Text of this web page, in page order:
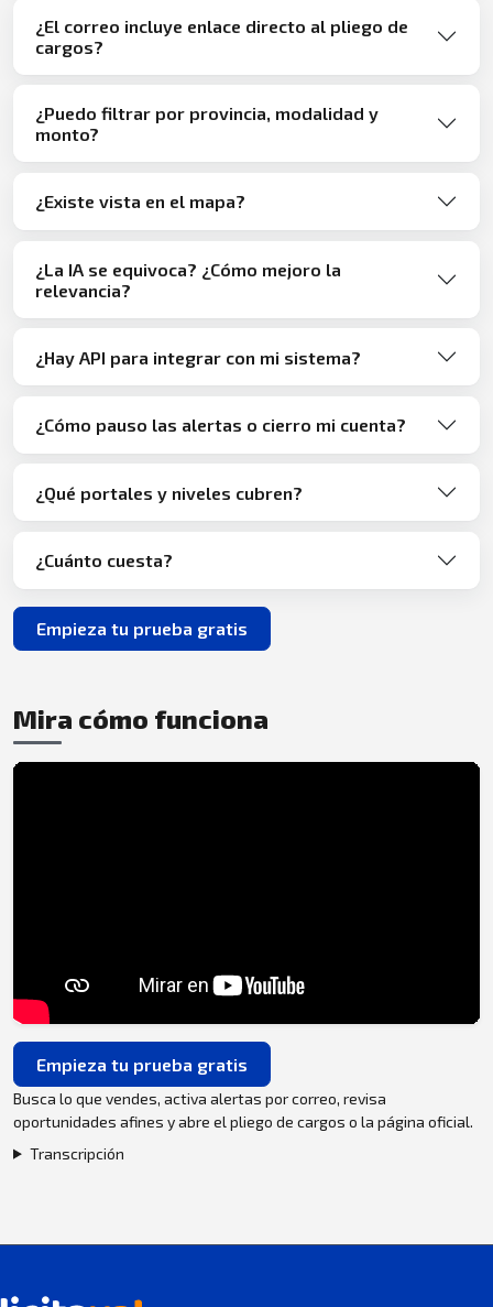
¿El correo incluye enlace directo al pliego de
cargos?
¿Puedo filtrar por provincia, modalidad y
monto?
¿Existe vista en el mapa?
¿La IA se equivoca? ¿Cómo mejoro la
relevancia?
¿Hay API para integrar con mi sistema?
¿Cómo pauso las alertas o cierro mi cuenta?
¿Qué portales y niveles cubren?
¿Cuánto cuesta?
Empieza tu prueba gratis
Mira cómo funciona
Empieza tu prueba gratis
Busca lo que vendes, activa alertas por correo, revisa
oportunidades afines y abre el pliego de cargos o la página oficial.
Transcripción